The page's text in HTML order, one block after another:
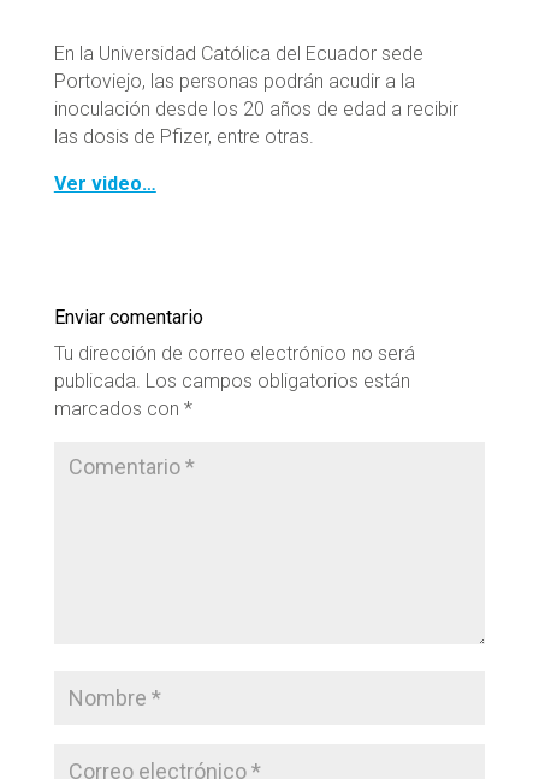
En la Universidad Católica del Ecuador sede
Portoviejo, las personas podrán acudir a la
inoculación desde los 20 años de edad a recibir
las dosis de Pfizer, entre otras.
Ver video…
Enviar comentario
Tu dirección de correo electrónico no será
publicada. Los campos obligatorios están
marcados con *